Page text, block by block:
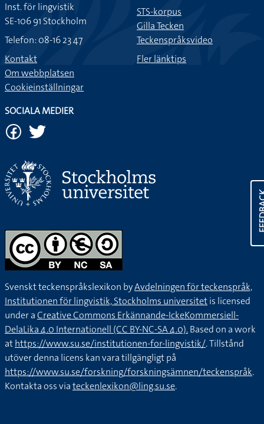
Inst. för lingvistik
SE-106 91 Stockholm
Telefon: 08-16 23 47
Kontakt
Om webbplatsen
Cookieinställningar
STS-korpus
Gilla Tecken
Teckenspråksvideo
Fler länktips
SOCIALA MEDIER
Svenskt teckenspråkslexikon byAvdelningen för teckenspråk,
Institutionen för lingvistik, Stockholms universitetis licensed
under aCreative Commons Erkännande-IckeKommersiell-
DelaLika 4.0 Internationell (CC BY-NC-SA 4.0).Based on a work
athttps://www.su.se/institutionen-for-lingvistik/. Tillstånd
utöver denna licens kan vara tillgängligt på
https://www.su.se/forskning/forskningsämnen/teckenspråk.
Kontakta oss viateckenlexikon@ling.su.se.